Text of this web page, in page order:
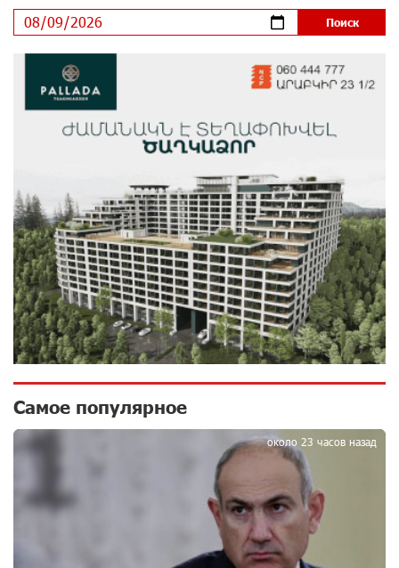
ЕАЭС со временем будет расширяться. Когда-нибудь
это поймёт и рядовой армянин, но будет уже поздно
9 дней назад
Если Израиль использует тему Геноцида армян
9 дней назад
ВТБ (Армения): вклад «Стабильный» — до 10%
годовых и оформление в мобильном приложении
10 дней назад
Платформа Rate.Trading на Seaside Startup Summit:
IDBank представил инновационное решение
Состоялось открытие Khachaturian Rooftop при
Пашинян ты упустил свой шанс уйти спокойно.
Самое популярное
около 23 часов назад
1